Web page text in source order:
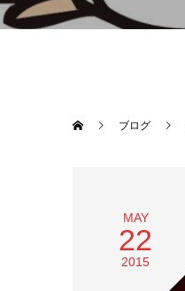
ブログ
MAY
22
2015